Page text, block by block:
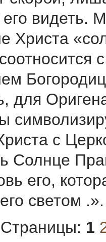
видеть.
Христа
с
для
с
Солнце
его,
светом .».
Страницы: 1